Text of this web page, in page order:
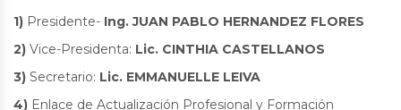
1) Presidente- Ing. JUAN PABLO HERNANDEZ FLORES
2) Vice-Presidenta: Lic. CINTHIA CASTELLANOS
3) Secretario: Lic. EMMANUELLE LEIVA
4) Enlace de Actualización Profesional y Formación